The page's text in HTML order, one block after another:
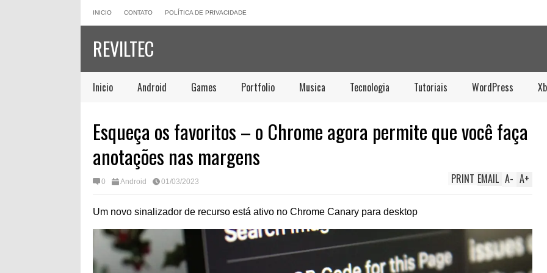
INICIO CONTATO POLÍTICA DE PRIVACIDADE
REVILTEC
Inicio Android Games Portfolio Musica Tecnologia Tutoriais WordPress
Esqueça os favoritos – o Chrome agora permite que você faça
anotações nas margens
0 Android 01/03/2023 A+
A-
EMAIL
PRINT
Um novo sinalizador de recurso está ativo no Chrome Canary para desktop